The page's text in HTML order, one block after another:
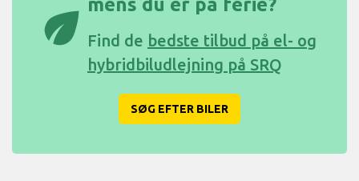
eco mens du er på ferie?
Find de bedste tilbud på el- og
hybridbiludlejning på SRQ
SØG EFTER BILER